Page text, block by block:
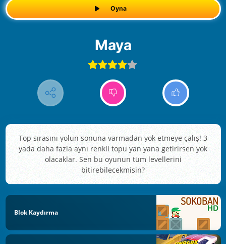
Oyna
Maya
Top sırasını yolun sonuna varmadan yok etmeye çalış! 3
yada daha fazla aynı renkli topu yan yana getirirsen yok
olacaklar. Sen bu oyunun tüm levellerini
bitirebilecekmisin?
Blok Kaydırma